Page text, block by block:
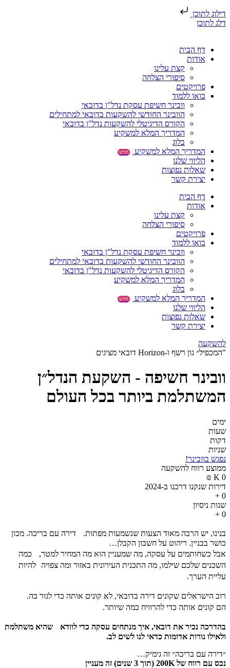
דילוג לתוכן
דלג לתוכן
דף הבית
אודות
קצת עלינו
סיפורי הצלחה
פרויקטים
בואו ללמוד
וובינר חשיפת עסקת נדל"ן בדובאי
הוובינר החודשי להשקעות בדובאי למתחילים
הקורס הדיגיטלי להשקעות נדל"ן בדובאי
המדריך המלא למשקיע
בלוג
המדריך המלא למשקיע
חדש
הליווי שלנו
שאלות נפוצות
יצירת קשר
דף הבית
אודות
קצת עלינו
סיפורי הצלחה
פרויקטים
בואו ללמוד
וובינר חשיפת עסקת נדל"ן בדובאי
הוובינר החודשי להשקעות בדובאי למתחילים
הקורס הדיגיטלי להשקעות נדל"ן בדובאי
המדריך המלא למשקיע
בלוג
המדריך המלא למשקיע
חדש
הליווי שלנו
שאלות נפוצות
יצירת קשר
להשקעה
"המכפיל״ גון רשף ו-Horizon דובאי מציגים
וובינר חשיפה - השקעת הנדל״ן
המשתלמת ביותר בכל העולם
ימים
שעות
דקות
שניות
נפגש בוובינר!
ממוצע רווח להשקעה
K 0
₪
דירות שנקנו דרכנו ב-2024
0
+
שנות ניסיון
0
+
בנינו, יש הרבה מאוד הצעות שנשמעות מפתות. דירה עם בריכה. מכון
כושר בבניין. ריהוט על חשבון הקבלן…
אבל כשחותמים על עסקה, מה שמעניין הוא מה המחיר למטר, כמה
השכנים שלכם שילמו, מה התכנית העירונית באזור ומה צפויה להיות
עליית הערך.
רוב הישראלים שקונים דירה בדובאי, לא קונים אותה כדי לגור בה.
הם קונים אותה כדי להרוויח כמה שיותר.
בהדרכה נכיר את דובאי, איך מנתחים עסקה כדי לוודא שהיא משתלמת
ולאילו נורות אדומות כדאי לנו לשים לב.
״דירה עם בריכה״ זה גימיק…
נכס עם רווח של 200K (תוך 3 שנים) זה מעניין